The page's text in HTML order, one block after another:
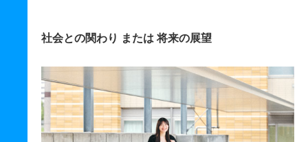
社会との関わり または 将来の展望